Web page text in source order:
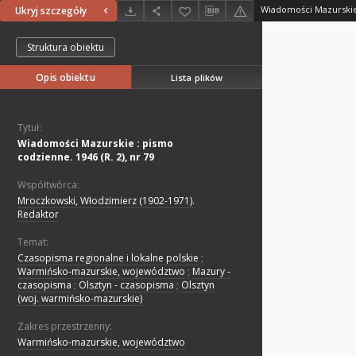
Ukryj szczegóły
Struktura obiektu
Opis obiektu Lista plików
Tytuł:
Wiadomości Mazurskie : pismo
codzienne. 1946 (R. 2), nr 79
Współtwórca:
Mroczkowski, Włodzimierz (1902-1971).
Redaktor
Temat:
Czasopisma regionalne i lokalne polskie ;
Warmińsko-mazurskie, województwo ; Mazury -
czasopisma ; Olsztyn - czasopisma ; Olsztyn
(woj. warmińsko-mazurskie)
Zakres przestrzenny:
Warmińsko-mazurskie, województwo